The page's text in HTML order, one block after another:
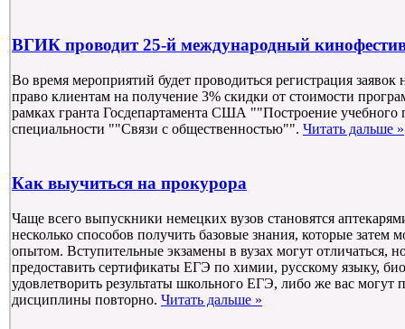
ВГИК проводит 25-й международный
Во время мероприятий будет проводиться регистрация заявок
право клиентам на получение 3% скидки от стоимости
рамках гранта Госдепартамента США ""Построение учебного
специальности ""Связи с общественностью"". Читать дальше »
Как выучиться на прокурора
Чаще всего выпускники немецких вузов становятся
несколько способов получить базовые знания, которые затем
опытом. Вступительные экзамены в вузах могут отличаться,
предоставить сертификаты ЕГЭ по химии, русскому языку,
удовлетворить результаты школьного ЕГЭ, либо же вас могут
дисциплины повторно. Читать дальше »